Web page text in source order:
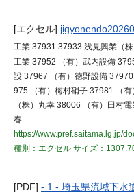
[エクセル]
工業 37931 37933 浅見興業（
工業 37952 （有）武内設備
設 37967 （有）徳野設備
975 （有）梅村硝子 37981 （
（株）丸幸 38006 （有）田村
春
https://www.pref.saitama.lg.jp/
種別：エクセル サイズ：
[PDF] - 1 - 埼玉県流域下水